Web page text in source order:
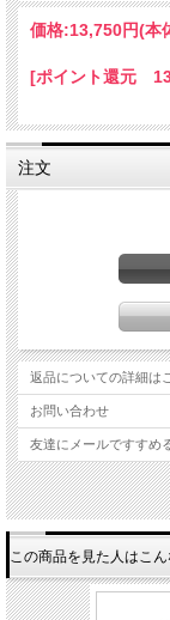
価格:13,750円(本
[ポイント還元
注文
返品についての詳細は
お問い合わせ
友達にメールですすめ
この商品を見た人はこん